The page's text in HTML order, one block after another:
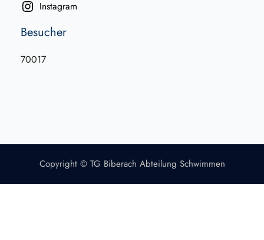
Instagram
Besucher
70017
Copyright © TG Biberach Abteilung Schwimmen